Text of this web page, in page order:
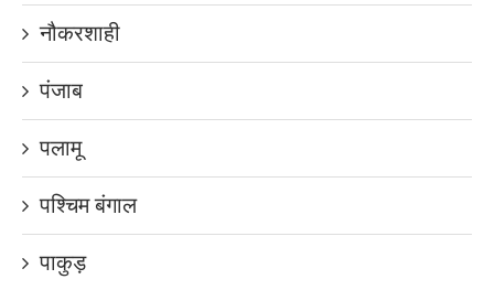
नौकरशाही
पंजाब
पलामू
पश्चिम बंगाल
पाकुड़